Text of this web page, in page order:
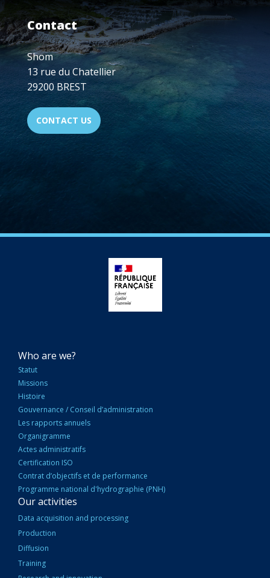
Contact
Shom
13 rue du Chatellier
29200 BREST
CONTACT US
NAVIGATION
PRINCIPALE
Who are we?
Statut
Missions
Histoire
Gouvernance / Conseil d’administration
Les rapports annuels
Organigramme
Actes administratifs
Certification ISO
Contrat d’objectifs et de performance
Programme national d'hydrographie (PNH)
Our activities
Data acquisition and processing
Production
Diffusion
Training